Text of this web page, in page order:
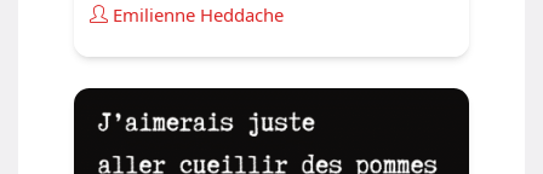
Emilienne Heddache